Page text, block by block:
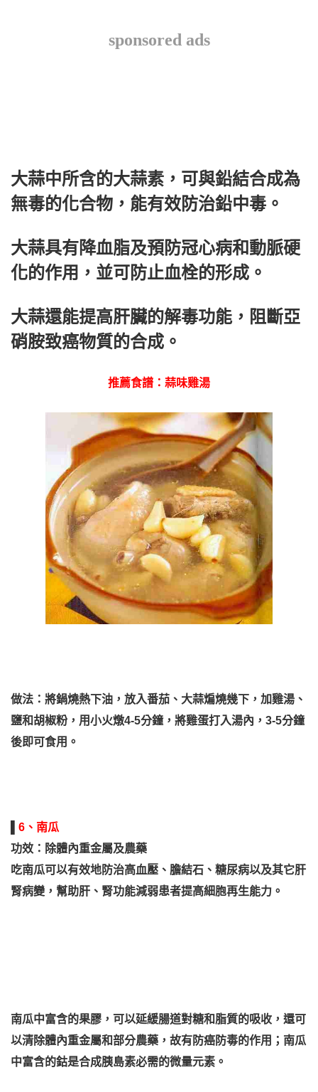
sponsored ads
大蒜中所含的大蒜素，可與鉛結合成為
無毒的化合物，能有效防治鉛中毒。
大蒜具有降血脂及預防冠心病和動脈硬
化的作用，並可防止血栓的形成。
大蒜還能提高肝臟的解毒功能，阻斷亞
硝胺致癌物質的合成。
推薦食譜：蒜味雞湯
做法：將鍋燒熱下油，放入番茄、大蒜煸燒幾下，加雞湯、
鹽和胡椒粉，用小火燉4-5分鐘，將雞蛋打入湯內，3-5分鐘
後即可食用。
6、南瓜
功效：除體內重金屬及農藥
吃南瓜可以有效地防治高血壓、膽結石、糖尿病以及其它肝
腎病變，幫助肝、腎功能減弱患者提高細胞再生能力。
南瓜中富含的果膠，可以延緩腸道對糖和脂質的吸收，還可
以清除體內重金屬和部分農藥，故有防癌防毒的作用；南瓜
中富含的鈷是合成胰島素必需的微量元素。